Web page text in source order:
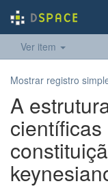
Ver item
Mostrar registro
A